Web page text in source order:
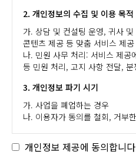
2. 개인정보의 수집 및 이용 목적
가. 상담 및 컨설팅 운영, 귀사
콘텐츠 제공 등 맞춤 서비스 제공
나. 민원 사무 처리: 서비스 제공
등 민원 처리, 고지 사항 전달,
3. 개인정보 파기 시기
가. 사업을 폐업하는 경우
나. 이용자가 동의를 철회, 거부
개인정보 제공에 동의합니